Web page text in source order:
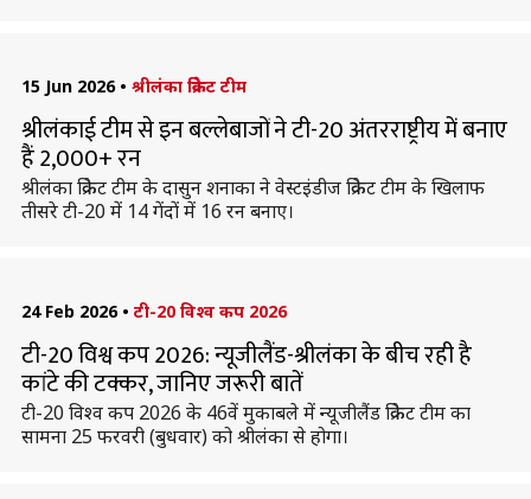
15 Jun 2026 • श्रीलंका क्रिकेट टीम
श्रीलंकाई टीम से इन बल्लेबाजों ने टी-20 अंतरराष्ट्रीय में बनाए
हैं 2,000+ रन
श्रीलंका क्रिकेट टीम के दासुन शनाका ने वेस्टइंडीज क्रिकेट टीम के खिलाफ
तीसरे टी-20 में 14 गेंदों में 16 रन बनाए।
24 Feb 2026 • टी-20 विश्व कप 2026
टी-20 विश्व कप 2026: न्यूजीलैंड-श्रीलंका के बीच रही है
कांटे की टक्कर, जानिए जरूरी बातें
टी-20 विश्व कप 2026 के 46वें मुकाबले में न्यूजीलैंड क्रिकेट टीम का
सामना 25 फरवरी (बुधवार) को श्रीलंका से होगा।